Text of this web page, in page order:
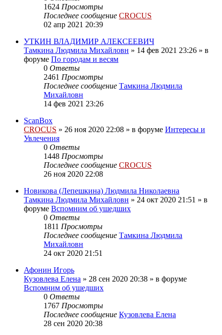
1624 Просмотры
Последнее сообщение CROCUS
02 апр 2021 20:39
УТКИН ВЛАДИМИР АЛЕКСЕЕВИЧ
Тамкина Людмила Михайловн » 14 фев 2021 23:26 » в
форуме По городам и весям
0 Ответы
2461 Просмотры
Последнее сообщение Тамкина Людмила
Михайловн
14 фев 2021 23:26
ScanBox
CROCUS » 26 ноя 2020 22:08 » в форуме Интересы и
Увлечения
0 Ответы
1448 Просмотры
Последнее сообщение CROCUS
26 ноя 2020 22:08
Новикова (Лепешкина) Людмила Николаевна
Тамкина Людмила Михайловн » 24 окт 2020 21:51 » в
форуме Вспомним об ушедших
0 Ответы
1811 Просмотры
Последнее сообщение Тамкина Людмила
Михайловн
24 окт 2020 21:51
Афонин Игорь
Кузовлева Елена » 28 сен 2020 20:38 » в форуме
Вспомним об ушедших
0 Ответы
1767 Просмотры
Последнее сообщение Кузовлева Елена
28 сен 2020 20:38